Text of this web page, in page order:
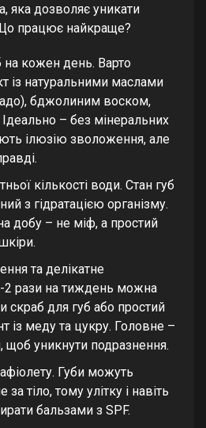
яка дозволяє уникати
працює найкраще?
на кожен день. Варто
із натуральними маслами
бджолиним воском,
Ідеально – без мінеральних
ілюзію зволоження, але
кількості води. Стан губ
з гідратацією організму.
добу – не міф, а простий
та делікатне
2 рази на тиждень можна
скраб для губ або простий
із меду та цукру. Головне –
щоб уникнути подразнення.
Губи можуть
за тіло, тому улітку і навіть
бальзами з SPF.